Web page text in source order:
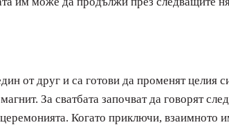
от друг и са готови да променят целия
За сватбата започват да говорят
Когато приключи,